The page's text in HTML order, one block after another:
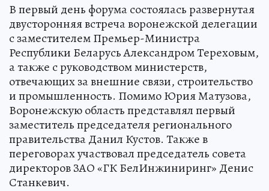
В первый день форума состоялась развернутая
двусторонняя встреча воронежской делегации
с заместителем Премьер-Министра
Республики Беларусь Александром Тереховым,
а также с руководством министерств,
отвечающих за внешние связи, строительство
и промышленность. Помимо Юрия Матузова,
Воронежскую область представлял первый
заместитель председателя регионального
правительства Данил Кустов. Также в
переговорах участвовал председатель совета
директоров ЗАО «ГК БелИнжиниринг» Денис
Станкевич.